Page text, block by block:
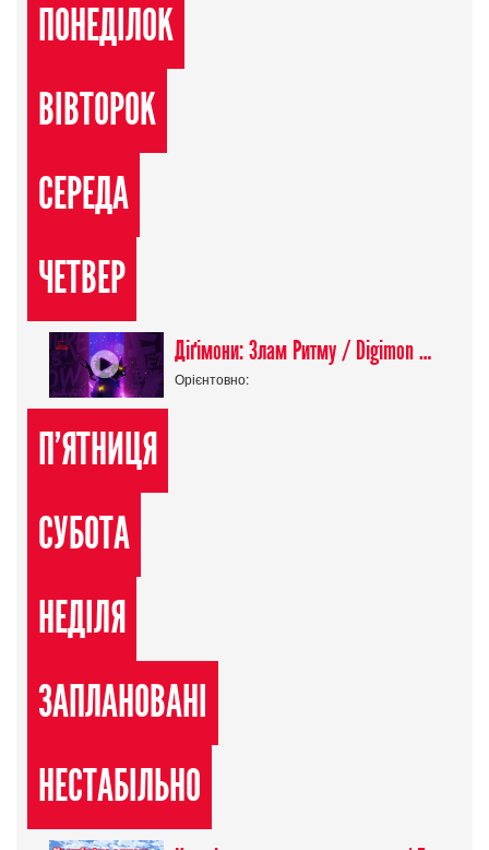
ПОНЕДІЛОК
ВІВТОРОК
СЕРЕДА
ЧЕТВЕР
Діґімони: Злам Ритму / Digimon Beatbreak
Орієнтовно:
П'ЯТНИЦЯ
СУБОТА
НЕДІЛЯ
ЗАПЛАНОВАНІ
НЕСТАБІЛЬНО